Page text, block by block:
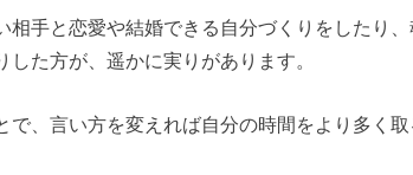
相手と恋愛や結婚できる自分づくりをしたり
た方が、遥かに実りがあります。
で、言い方を変えれば自分の時間をより多く